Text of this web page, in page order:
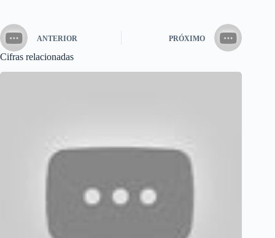
ANTERIOR PRÓXIMO
Cifras relacionadas